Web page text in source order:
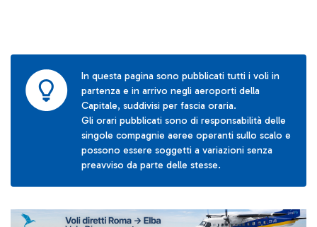
In questa pagina sono pubblicati tutti i voli in
partenza e in arrivo negli aeroporti della
Capitale, suddivisi per fascia oraria.
Gli orari pubblicati sono di responsabilità delle
singole compagnie aeree operanti sullo scalo e
possono essere soggetti a variazioni senza
preavviso da parte delle stesse.